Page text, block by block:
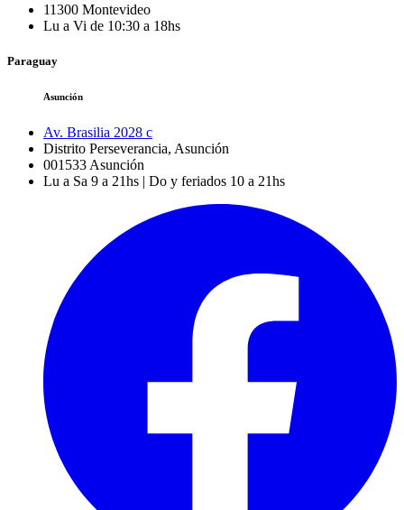
11300 Montevideo
Lu a Vi de 10:30 a 18hs
Paraguay
Asunción
Av. Brasilia 2028 c
Distrito Perseverancia, Asunción
001533 Asunción
Lu a Sa 9 a 21hs | Do y feriados 10 a 21hs